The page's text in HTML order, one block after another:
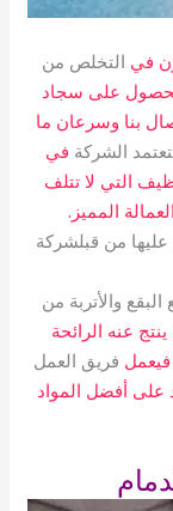
في التخلص من
على سجاد
بنا وسرعان ما
الشركة في
التي لا تتلف
المميز.
عليها من قبلشركة
البقع والأتربة من
ينتج عنه الرائحة
فيعمل فريق العمل
على أفضل المواد